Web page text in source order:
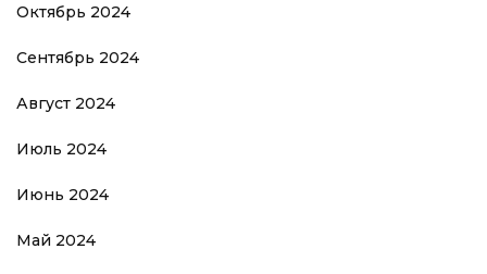
Октябрь 2024
Сентябрь 2024
Август 2024
Июль 2024
Июнь 2024
Май 2024